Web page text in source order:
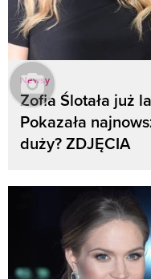
Newsy
Zofia Ślotała już
Pokazała
duży? ZDJĘCIA